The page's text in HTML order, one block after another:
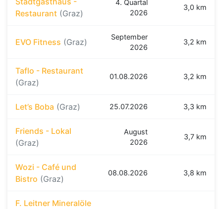
Restaurant (Graz)
4. Quartal
2026
3,0 km
EVO Fitness (Graz)
September
2026
3,2 km
Taflo - Restaurant
(Graz)
01.08.2026 3,2 km
Let’s Boba (Graz) 25.07.2026 3,3 km
Friends - Lokal
(Graz)
August
2026
3,7 km
Wozi - Café und
Bistro (Graz)
08.08.2026 3,8 km
F. Leitner Mineralöle